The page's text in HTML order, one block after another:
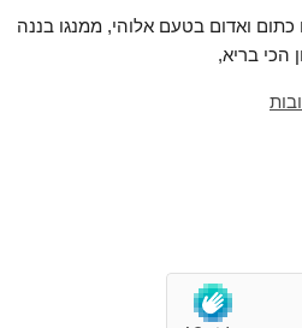
כתום ואדום בטעם אלוהי, ממנגו בננה
הכי בריא,